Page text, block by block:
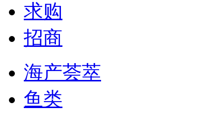
求购
招商
海产荟萃
鱼类